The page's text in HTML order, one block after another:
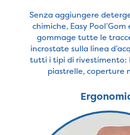
Senza aggiungere
chimiche, Easy
gommage tutte le
incrostate sulla linea
tutti i tipi di rivestimento:
piastrelle, coperture